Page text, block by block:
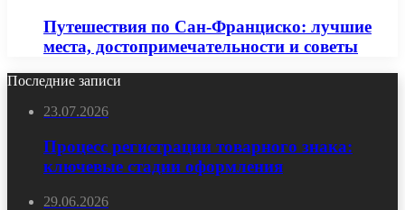
Путешествия по Сан-Франциско: лучшие
места, достопримечательности и советы
Последние записи
23.07.2026
Процесс регистрации товарного знака:
ключевые стадии оформления
29.06.2026